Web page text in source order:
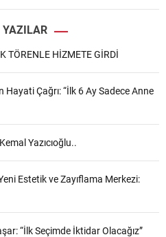
YAZILAR
TÖRENLE HİZMETE GİRDİ
Çağrı: “İlk 6 Ay Sadece Anne
Yazıcıoğlu..
Estetik ve Zayıflama Merkezi:
“İlk Seçimde İktidar Olacağız”